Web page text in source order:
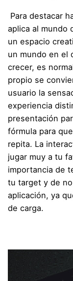
Para destacar
aplica al mundo
un espacio
un mundo en el
crecer, es
propio se
usuario la
experiencia
presentación
fórmula para
repita. La
jugar muy a tu
importancia de
tu target y de
aplicación, ya
de carga.